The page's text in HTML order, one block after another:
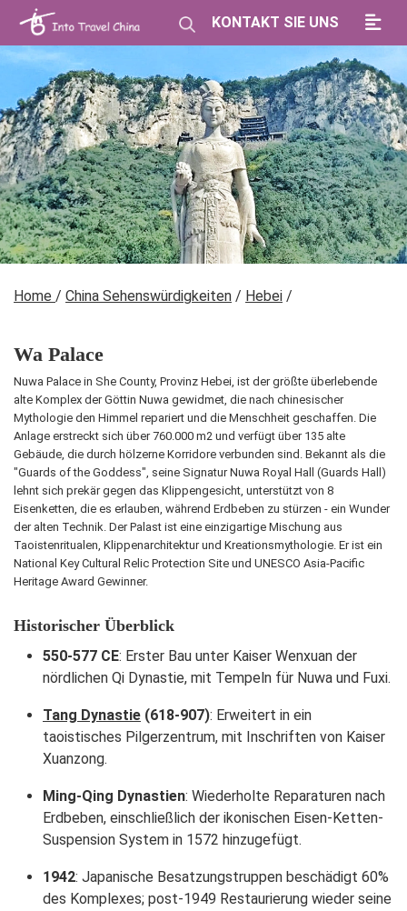
KONTAKT SIE UNS
Home / China Sehenswürdigkeiten / Hebei /
Wa Palace
Nuwa Palace in She County, Provinz Hebei, ist der größte überlebende
alte Komplex der Göttin Nuwa gewidmet, die nach chinesischer
Mythologie den Himmel repariert und die Menschheit geschaffen. Die
Anlage erstreckt sich über 760.000 m2 und verfügt über 135 alte
Gebäude, die durch hölzerne Korridore verbunden sind. Bekannt als die
"Guards of the Goddess", seine Signatur Nuwa Royal Hall (Guards Hall)
lehnt sich prekär gegen das Klippengesicht, unterstützt von 8
Eisenketten, die es erlauben, während Erdbeben zu stürzen - ein Wunder
der alten Technik. Der Palast ist eine einzigartige Mischung aus
Taoistenritualen, Klippenarchitektur und Kreationsmythologie. Er ist ein
National Key Cultural Relic Protection Site und UNESCO Asia-Pacific
Heritage Award Gewinner.
Historischer Überblick
550-577 CE: Erster Bau unter Kaiser Wenxuan der
nördlichen Qi Dynastie, mit Tempeln für Nuwa und Fuxi.
Tang Dynastie (618-907): Erweitert in ein
taoistisches Pilgerzentrum, mit Inschriften von Kaiser
Xuanzong.
Ming-Qing Dynastien: Wiederholte Reparaturen nach
Erdbeben, einschließlich der ikonischen Eisen-Ketten-
Suspension System in 1572 hinzugefügt.
1942: Japanische Besatzungstruppen beschädigt 60%
des Komplexes; post-1949 Restaurierung wieder seine